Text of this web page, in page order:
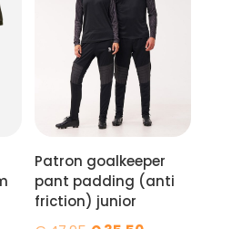
Patron goalkeeper
pant padding (anti
friction) junior